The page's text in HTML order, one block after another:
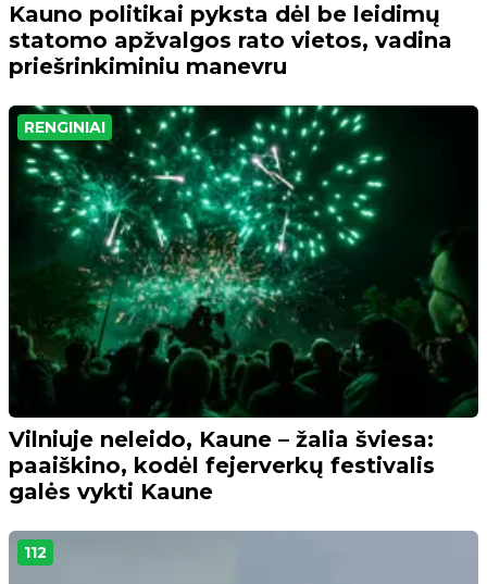
Kauno politikai pyksta dėl be leidimų
statomo apžvalgos rato vietos, vadina
priešrinkiminiu manevru
RENGINIAI
Vilniuje neleido, Kaune – žalia šviesa:
paaiškino, kodėl fejerverkų festivalis
galės vykti Kaune
112